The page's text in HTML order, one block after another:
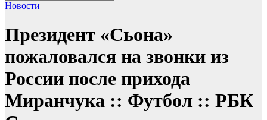
Новости
Президент «Сьона»
пожаловался на звонки из
России после прихода
Миранчука :: Футбол :: РБК